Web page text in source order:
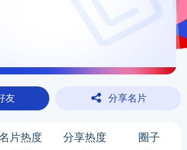
友 分享名片
片热度
分享热度
圈子